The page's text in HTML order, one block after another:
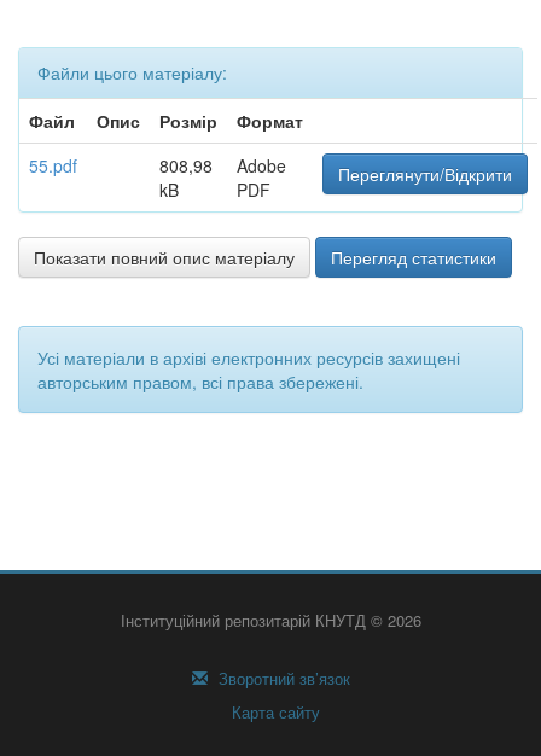
Файли цього матеріалу:
Файл
Опис Розмір
Формат
55.pdf
808,98
kB
Adobe
PDF
Переглянути/Відкрити
Показати повний опис матеріалу Перегляд статистики
Усі матеріали в архіві електронних ресурсів захищені
авторським правом, всі права збережені.
Інституційний репозитарій КНУТД © 2026
Зворотний зв’язок
Карта сайту